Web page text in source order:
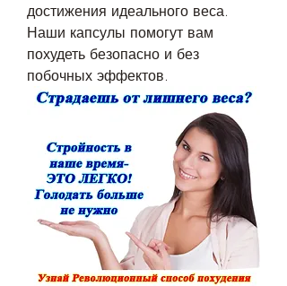
достижения идеального веса.
Наши капсулы помогут вам
похудеть безопасно и без
побочных эффектов.